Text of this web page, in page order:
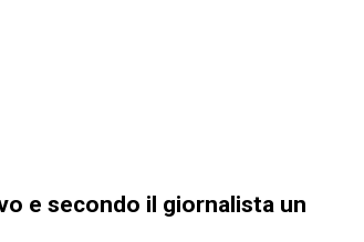
e secondo il giornalista un